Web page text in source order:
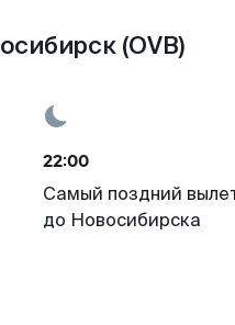
(OVB)
22:00
Самый поздний
до Новосибирска